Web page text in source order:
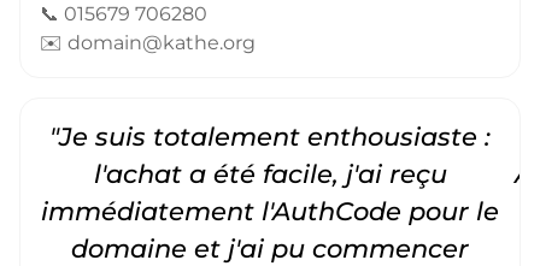
📞 015679 706280
✉️ domain@kathe.org
"Je suis totalement enthousiaste :
l'achat a été facile, j'ai reçu
immédiatement l'AuthCode pour le
domaine et j'ai pu commencer